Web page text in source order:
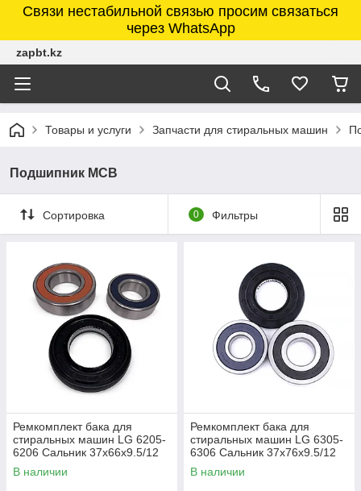
Связи нестабильной связью просим связаться
через WhatsApp
zapbt.kz
Товары и услуги Запчасти для стиральных машин
Подшипник MCB
Сортировка 0 Фильтры
Ремкомплект бака для
стиральных машин LG 6205-
6206 Сальник 37x66x9.5/12
JY со смазкой ОРИГИНАЛ
NTN
В наличии
Ремкомплект бака для
стиральных машин LG 6305-
6306 Сальник 37x76x9.5/12
JY со смазкой ОРИГИНАЛ
NTN
В наличии